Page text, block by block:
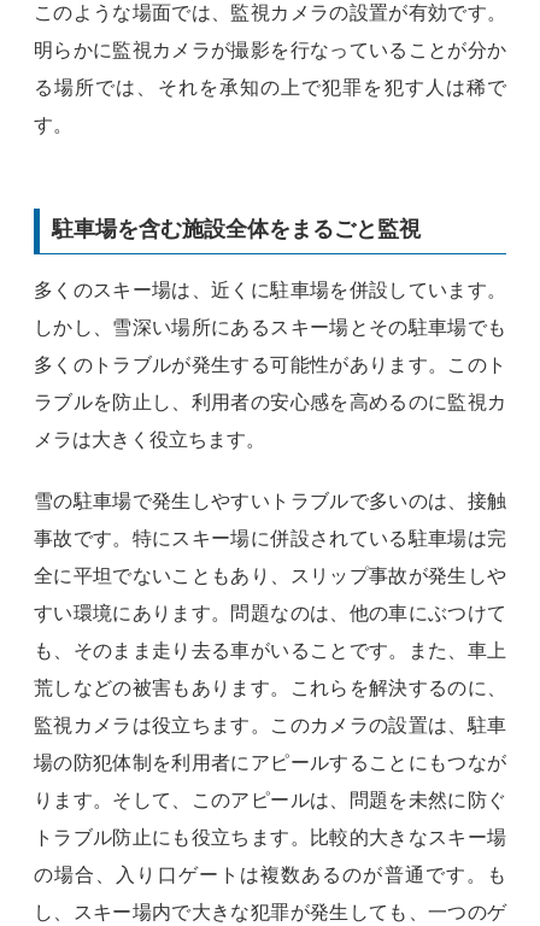
このような場面では、監視カメラの設置が有効です。
明らかに監視カメラが撮影を行なっていることが分か
る場所では、それを承知の上で犯罪を犯す人は稀で
す。
駐車場を含む施設全体をまるごと監視
多くのスキー場は、近くに駐車場を併設しています。
しかし、雪深い場所にあるスキー場とその駐車場でも
多くのトラブルが発生する可能性があります。このト
ラブルを防止し、利用者の安心感を高めるのに監視カ
メラは大きく役立ちます。
雪の駐車場で発生しやすいトラブルで多いのは、接触
事故です。特にスキー場に併設されている駐車場は完
全に平坦でないこともあり、スリップ事故が発生しや
すい環境にあります。問題なのは、他の車にぶつけて
も、そのまま走り去る車がいることです。また、車上
荒しなどの被害もあります。これらを解決するのに、
監視カメラは役立ちます。このカメラの設置は、駐車
場の防犯体制を利用者にアピールすることにもつなが
ります。そして、このアピールは、問題を未然に防ぐ
トラブル防止にも役立ちます。比較的大きなスキー場
の場合、入り口ゲートは複数あるのが普通です。も
し、スキー場内で大きな犯罪が発生しても、一つのゲ